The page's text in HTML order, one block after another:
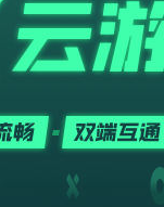
UI 界面，功能模块重新划分
理系统
玩家、资金一站管理
H5代理
带你了解
代理流程
发，快速开播，数据互通